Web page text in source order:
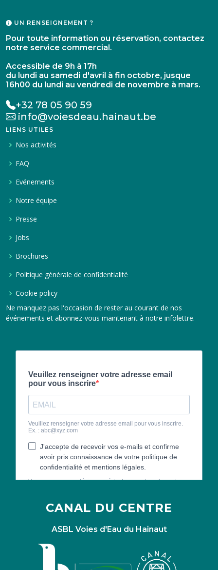
UN RENSEIGNEMENT ?
Pour toute information ou réservation, contactez
notre service commercial.
Accessible de 9h à 17h
du lundi au samedi d'avril à fin octobre, jusque
16h00 du lundi au vendredi de novembre à mars.
+32 78 05 90 59
info@voiesdeau.hainaut.be
LIENS UTILES
Nos activités
FAQ
Evénements
Notre équipe
Presse
Jobs
Brochures
Politique générale de confidentialité
Cookie policy
Ne manquez pas l'occasion de rester au courant de nos
événements et abonnez-vous maintenant à notre infolettre.
CANAL DU CENTRE
ASBL Voies d'Eau du Hainaut